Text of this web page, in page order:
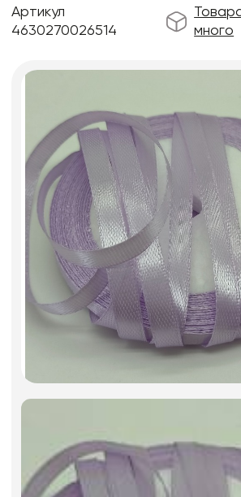
Товары для флористов
Декоративные вазы, кашпо
Фоамиран
Игрушки мягкие
Артикул
4630270026514
много